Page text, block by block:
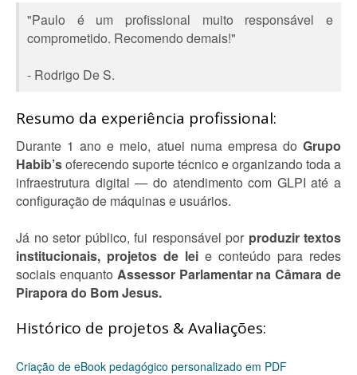
"Paulo é um profissional muito responsável e
comprometido. Recomendo demais!"
- Rodrigo De S.
Resumo da experiência profissional:
Durante 1 ano e meio, atuei numa empresa do Grupo
Habib’soferecendo suporte técnico e organizando toda a
infraestrutura digital — do atendimento com GLPI até a
configuração de máquinas e usuários.
Já no setor público, fui responsável por produzir textos
institucionais, projetos de lei e conteúdo para redes
sociais enquanto Assessor Parlamentar na Câmara de
Pirapora do Bom Jesus.
Histórico de projetos & Avaliações:
Criação de eBook pedagógico personalizado em PDF